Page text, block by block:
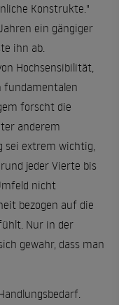
Konstrukte."
ein gängiger
ihn ab.
Hochsensibilität,
fundamentalen
forscht die
anderem
sei extrem wichtig,
jeder Vierte bis
nicht
bezogen auf die
Nur in der
gewahr, dass man